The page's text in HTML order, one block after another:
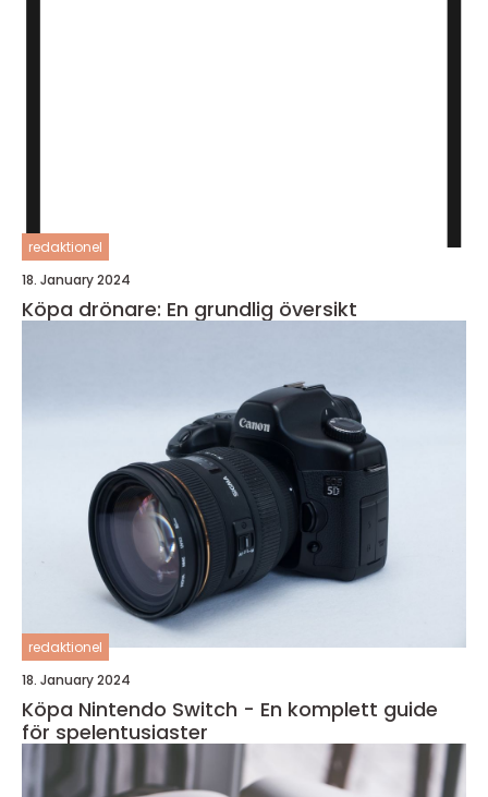
redaktionel
18. January 2024
Köpa drönare: En grundlig översikt
redaktionel
18. January 2024
Köpa Nintendo Switch - En komplett guide
för spelentusiaster